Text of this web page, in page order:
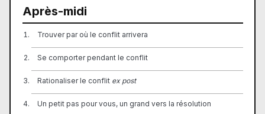
Après-midi
Trouver par où le conflit arrivera
Se comporter pendant le conflit
Rationaliser le conflit ex post
Un petit pas pour vous, un grand vers la résolution